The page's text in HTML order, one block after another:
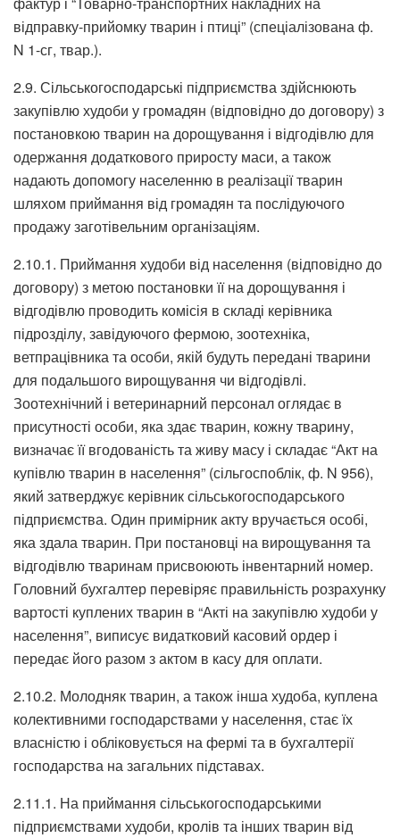
відправку-прийомку тварин і птиці” (спеціалізована ф.
N 1-сг, твар.).
2.9. Сільськогосподарські підприємства здійснюють
закупівлю худоби у громадян (відповідно до договору) з
постановкою тварин на дорощування і відгодівлю для
одержання додаткового приросту маси, а також
надають допомогу населенню в реалізації тварин
шляхом приймання від громадян та послідуючого
продажу заготівельним організаціям.
2.10.1. Приймання худоби від населення (відповідно до
договору) з метою постановки її на дорощування і
відгодівлю проводить комісія в складі керівника
підрозділу, завідуючого фермою, зоотехніка,
ветпрацівника та особи, якій будуть передані тварини
для подальшого вирощування чи відгодівлі.
Зоотехнічний і ветеринарний персонал оглядає в
присутності особи, яка здає тварин, кожну тварину,
визначає її вгодованість та живу масу і складає “Акт на
купівлю тварин в населення” (сільгоспоблік, ф. N 956),
який затверджує керівник сільськогосподарського
підприємства. Один примірник акту вручається особі,
яка здала тварин. При постановці на вирощування та
відгодівлю тваринам присвоюють інвентарний номер.
Головний бухгалтер перевіряє правильність розрахунку
вартості куплених тварин в “Акті на закупівлю худоби у
населення”, виписує видатковий касовий ордер і
передає його разом з актом в касу для оплати.
2.10.2. Молодняк тварин, а також інша худоба, куплена
колективними господарствами у населення, стає їх
власністю і обліковується на фермі та в бухгалтерії
господарства на загальних підставах.
2.11.1. На приймання сільськогосподарськими
підприємствами худоби, кролів та інших тварин від